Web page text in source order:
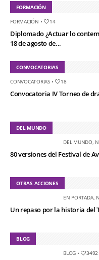
FORMACIÓN
FORMACIÓN • 14
Diplomado ¿Actuar lo
18 de agosto de...
CONVOCATORIAS
CONVOCATORIAS• 18
Convocatoria IV Torneo de
DEL MUNDO
DEL MUNDO,
80 versiones del Festival de
OTRAS ACCIONES
EN PORTADA,
Un repaso por la historia del
BLOG
BLOG • 3492